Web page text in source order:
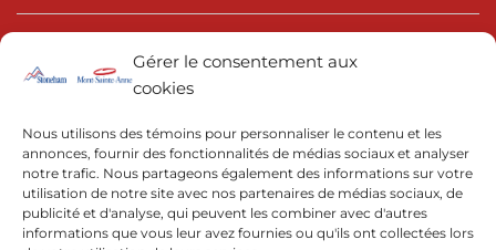
Gérer le consentement aux
cookies
Nous utilisons des témoins pour personnaliser le contenu et les
annonces, fournir des fonctionnalités de médias sociaux et analyser
notre trafic. Nous partageons également des informations sur votre
utilisation de notre site avec nos partenaires de médias sociaux, de
publicité et d'analyse, qui peuvent les combiner avec d'autres
informations que vous leur avez fournies ou qu'ils ont collectées lors
© 2022 | Resorts of the Canadian Rockies